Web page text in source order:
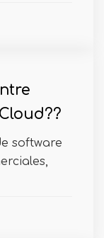
software